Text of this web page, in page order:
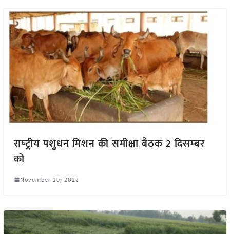
राष्‍ट्रीय पशुधन मिशन की समीक्षा बैठक 2 दिसम्‍बर
को
November 29, 2022